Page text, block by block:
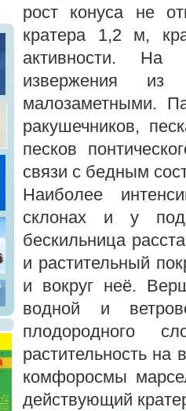
рост конуса не
кратера 1,2 м,
активности. На
извержения из
малозаметными.
ракушечников,
песков
связи с бедным
Наиболее
склонах и у
бескильница
и растительный
и вокруг неё.
водной и
плодородного
растительность на
комфоросмы
действующий